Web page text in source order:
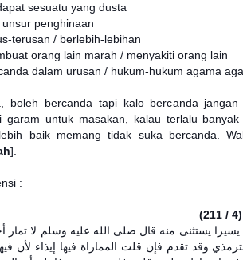
sesuatu yang dusta
unsur penghinaan
terusan / berlebih-lebihan
orang lain marah / menyakiti orang lain
dalam urusan / hukum-hukum agama
boleh bercanda tapi kalo bercanda
garam untuk masakan, kalau terlalu
baik memang tidak suka bercanda.
].
:
يستثنى منه قال صلى الله عليه وسلم لا تمار
وقد تقدم فإن قلت المماراة فيها إيذاء لأن